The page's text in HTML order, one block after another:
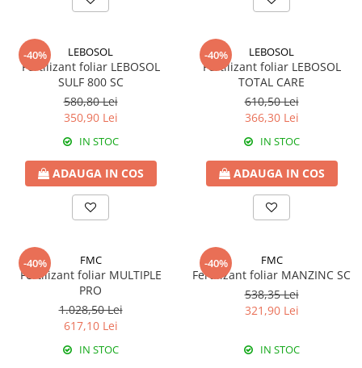
Fertilizanți foliari
CEAPĂ
Erbicide
Insecticide
Fertilizanți foliari
CEREALE
Tratament semințe
Biostimulatori
Fertilizanți foliari
CEREALE DE PRIMĂVARĂ
Insecticide
Insecticide
Fertilizanți foliari
FASOLE BOABE
Insecticide
FASOLE PĂSTĂI
Insecticide
FLOAREA SOARELUI
Tratament semințe
Fungicide
Insecticide
Biostimulatori
Fertilizanți foliari
Dezinfectant sol
-40% LEBOSOL
Fertilizant foliar LEBOSOL
SULF 800 SC
580,80 Lei
350,90 Lei
IN STOC
ADAUGA IN COS
-40% LEBOSOL
Fertilizant foliar LEBOSOL
TOTAL CARE
610,50 Lei
366,30 Lei
IN STOC
ADAUGA IN COS
-40% FMC
Fertilizant foliar MULTIPLE
PRO
1.028,50 Lei
617,10 Lei
IN STOC
-40% FMC
Fertilizant foliar MANZINC SC
538,35 Lei
321,90 Lei
IN STOC